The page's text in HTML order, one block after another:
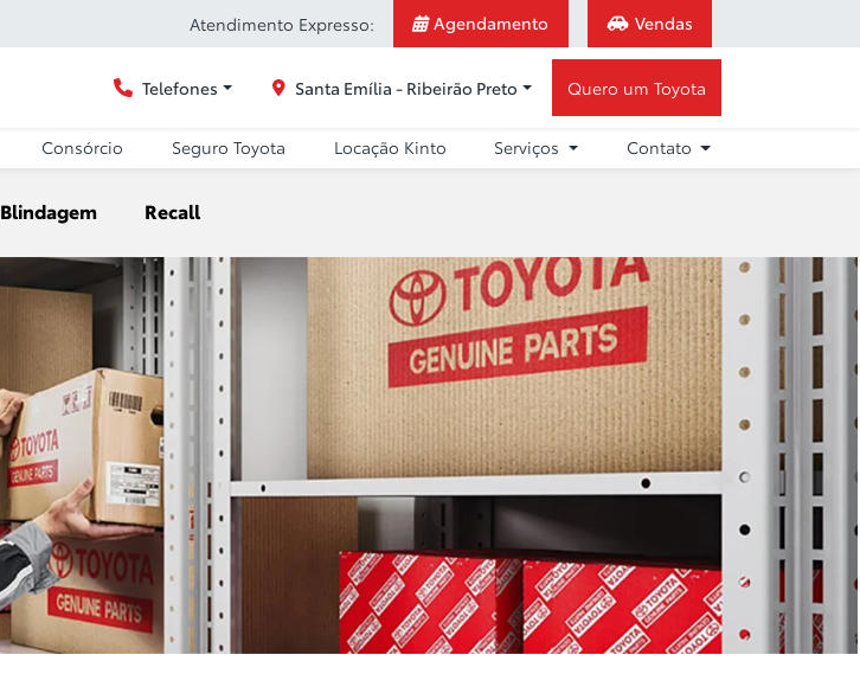
Atendimento Expresso: Agendamento Vendas
Telefones Santa Emília - Ribeirão Preto Quero um Toyota
Consórcio Seguro Toyota Locação Kinto Serviços Contato
Blindagem Recall